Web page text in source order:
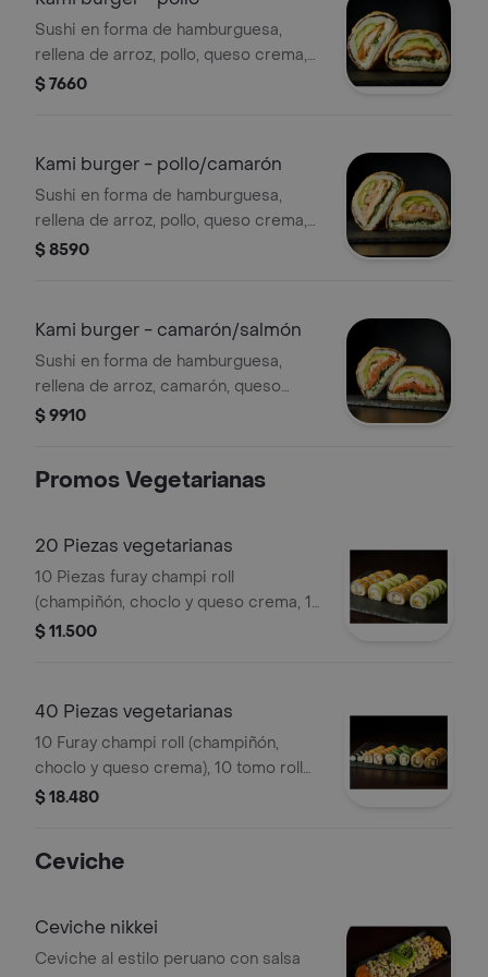
Sushi en forma de hamburguesa,
rellena de arroz, pollo, queso crema,
cebollín, palta y alga nori. env. en
$ 7660
Kami burger - pollo/camarón
Sushi en forma de hamburguesa,
rellena de arroz, pollo, queso crema,
cebollín, palta, camarón y alga nori.
$ 8590
Kami burger - camarón/salmón
Sushi en forma de hamburguesa,
rellena de arroz, camarón, queso
crema, cebollín, palta, salmón y alga
$ 9910
Promos Vegetarianas
20 Piezas vegetarianas
10 Piezas furay champi roll
(champiñón, choclo y queso crema, 10
piezas env en palta (palmito, queso
$ 11.500
40 Piezas vegetarianas
10 Furay champi roll (champiñón,
choclo y queso crema), 10 tomo roll
env. en palta (choclo, palmito y queso
tomo (choclo, cebollín y palta).
$ 18.480
Ceviche
Ceviche nikkei
Ceviche al estilo peruano con salsa